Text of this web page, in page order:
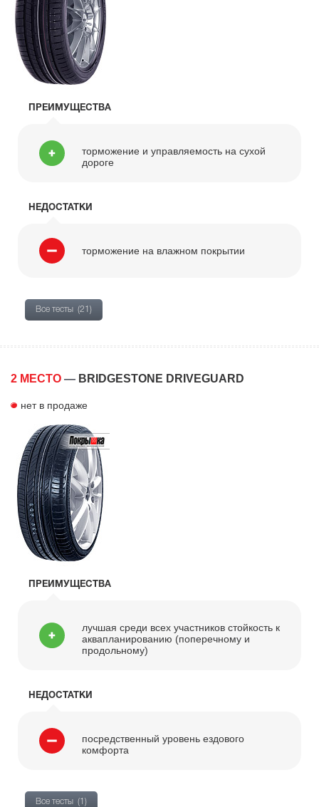
ПРЕИМУЩЕСТВА
торможение и управляемость на сухой
дороге
НЕДОСТАТКИ
торможение на влажном покрытии
Все тесты (21)
2 МЕСТО — BRIDGESTONE DRIVEGUARD
нет в продаже
ПРЕИМУЩЕСТВА
лучшая среди всех участников стойкость к
аквапланированию (поперечному и
продольному)
НЕДОСТАТКИ
посредственный уровень ездового
комфорта
Все тесты (1)